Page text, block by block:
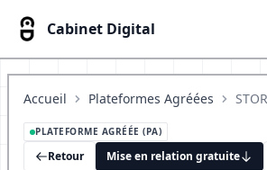
Cabinet Digital
Accueil Plateformes Agréées
PLATEFORME AGRÉÉE (PA)
Retour Mise en relation gratuite